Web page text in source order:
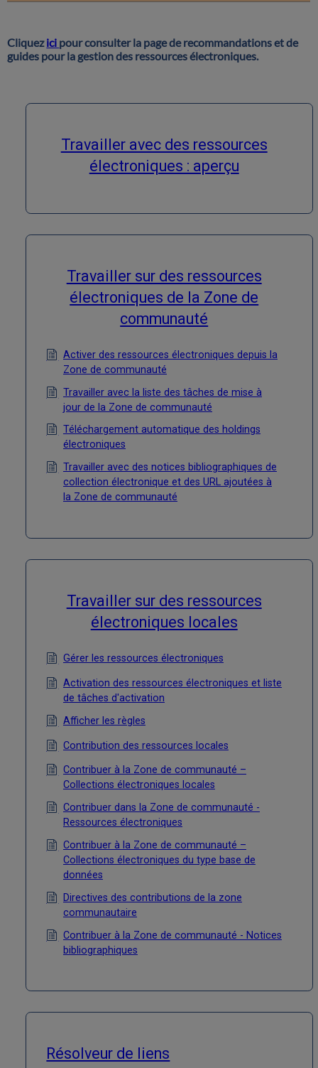
Cliquezici pour consulter la page de recommandations et de
guides pour la gestion des ressources électroniques.
Travailler avec des ressources
électroniques : aperçu
Travailler sur des ressources
électroniques de la Zone de
communauté
Activer des ressources électroniques depuis la
Zone de communauté
Travailler avec la liste des tâches de mise à
jour de la Zone de communauté
Téléchargement automatique des holdings
électroniques
Travailler avec des notices bibliographiques de
collection électronique et des URL ajoutées à
la Zone de communauté
Travailler sur des ressources
électroniques locales
Gérer les ressources électroniques
Activation des ressources électroniques et liste
de tâches d'activation
Afficher les règles
Contribution des ressources locales
Contribuer à la Zone de communauté –
Collections électroniques locales
Contribuer dans la Zone de communauté -
Ressources électroniques
Contribuer à la Zone de communauté –
Collections électroniques du type base de
données
Directives des contributions de la zone
communautaire
Contribuer à la Zone de communauté - Notices
bibliographiques
Résolveur de liens